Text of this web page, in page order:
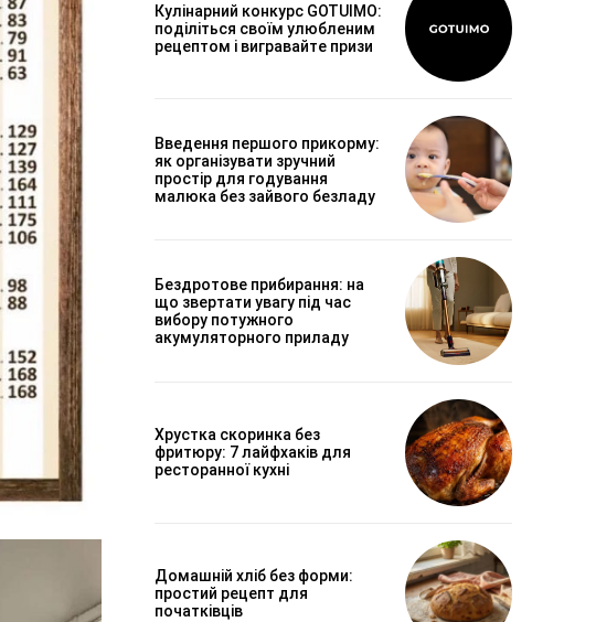
Кулінарний конкурс GOTUIMO:
поділіться своїм улюбленим
рецептом і вигравайте призи
Введення першого прикорму:
як організувати зручний
простір для годування
малюка без зайвого безладу
Бездротове прибирання: на
що звертати увагу під час
вибору потужного
акумуляторного приладу
Хрустка скоринка без
фритюру: 7 лайфхаків для
ресторанної кухні
Домашній хліб без форми:
простий рецепт для
початківців